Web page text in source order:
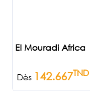
El Mouradi Africa
Dès 142.667TND